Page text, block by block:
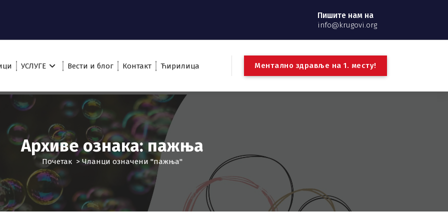
Пишите нам на
info@krugovi.org
УСЛУГЕ Вести и блог Контакт Ћирилица Ментално здравље на 1. месту!
Архиве ознака: пажња
Почетак> Чланци означени "пажња"